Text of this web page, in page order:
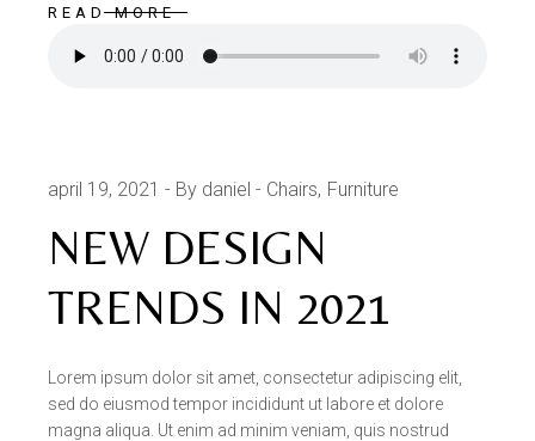
READ MORE
april 19, 2021 By daniel Chairs Furniture
NEW DESIGN
TRENDS IN 2021
Lorem ipsum dolor sit amet, consectetur adipiscing elit,
sed do eiusmod tempor incididunt ut labore et dolore
magna aliqua. Ut enim ad minim veniam, quis nostrud